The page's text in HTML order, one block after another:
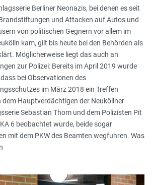
Berliner Neonazis, bei denen es seit
und Attacken auf Autos und
von politischen Gegnern vor allem im
kam, gilt bis heute bei den Behörden als
Möglicherweise liegt das auch an
zur Polizei: Bereits im April 2019 wurde
bei Observationen des
im März 2018 ein Treffen
dem Hauptverdächtigen der Neuköllner
Sebastian Thom und dem Polizisten Pit
6 beobachtet wurde, beide sogar
mit dem PKW des Beamten wegfuhren. Was